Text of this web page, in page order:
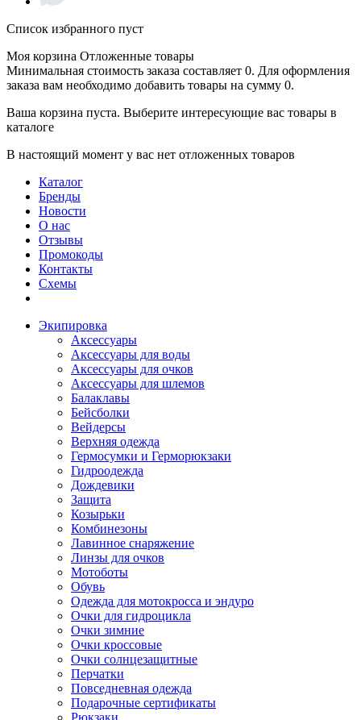
Список избранного пуст
Моя корзина Отложенные товары
Минимальная стоимость заказа составляет 0. Для оформления
заказа вам необходимо добавить товары на сумму 0.
Ваша корзина пуста. Выберите интересующие вас товары в
каталоге
В настоящий момент у вас нет отложенных товаров
Каталог
Бренды
Новости
О нас
Отзывы
Промокоды
Контакты
Схемы
Экипировка
Аксессуары
Аксессуары для воды
Аксессуары для очков
Аксессуары для шлемов
Балаклавы
Бейсболки
Вейдерсы
Верхняя одежда
Гермосумки и Герморюкзаки
Гидроодежда
Дождевики
Защита
Козырьки
Комбинезоны
Лавинное снаряжение
Линзы для очков
Мотоботы
Обувь
Одежда для мотокросса и эндуро
Очки для гидроцикла
Очки зимние
Очки кроссовые
Очки солнцезащитные
Перчатки
Повседневная одежда
Подарочные сертификаты
Рюкзаки